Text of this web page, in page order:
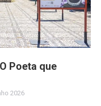
Poeta que
2026